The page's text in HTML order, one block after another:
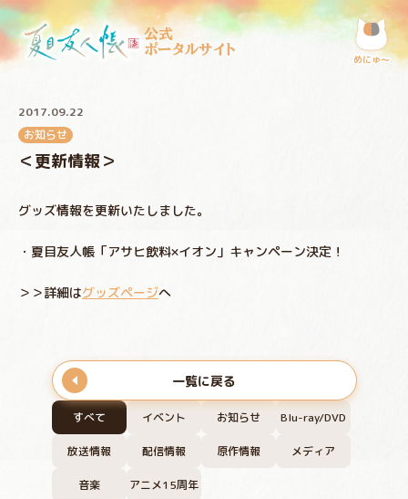
公式
ポータルサイト
めにゅ〜
すべて イベント お知らせ Blu-ray/DVD
放送情報 配信情報 原作情報 メディア
音楽 アニメ15周年
2017.09.22
お知らせ
＜更新情報＞
グッズ情報を更新いたしました。
・夏目友人帳「アサヒ飲料×イオン」キャンペーン決定！
＞＞詳細はグッズページへ
一覧に戻る